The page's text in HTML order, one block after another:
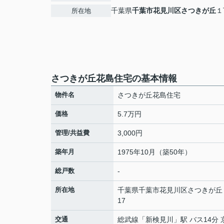
所在地 千葉県千葉市花見川区さつきが丘
さつきが丘花島住宅の基本情報
物件名 さつきが丘花島住宅
価格 5.7万円
管理/共益費 3,000円
築年月 1975年10月（築50年）
総戸数 -
所在地 千葉県千葉市花見川区さつきが丘
17
交通 総武線 「新検見川 」駅 バス14分